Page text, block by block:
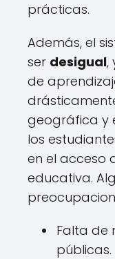
prácticas.
Además, el
ser desigual,
de
geográfica y
los
en el acceso
educativa.
Falta de
públicas.